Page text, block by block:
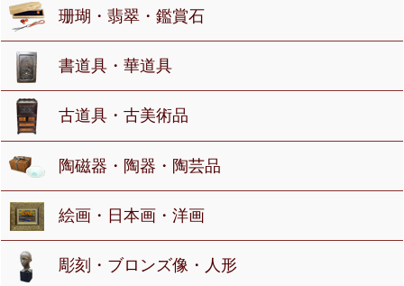
珊瑚・翡翠・鑑賞石
書道具・華道具
古道具・古美術品
陶磁器・陶器・陶芸品
絵画・日本画・洋画
彫刻・ブロンズ像・人形